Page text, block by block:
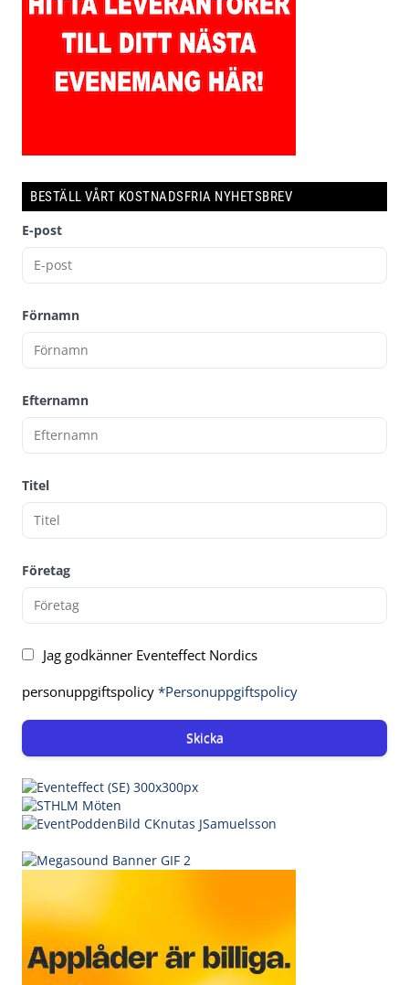
BESTÄLL VÅRT KOSTNADSFRIA NYHETSBREV
E-post
Förnamn
Efternamn
Titel
Företag
Jag godkänner Eventeffect Nordics
personuppgiftspolicy *Personuppgiftspolicy
Skicka